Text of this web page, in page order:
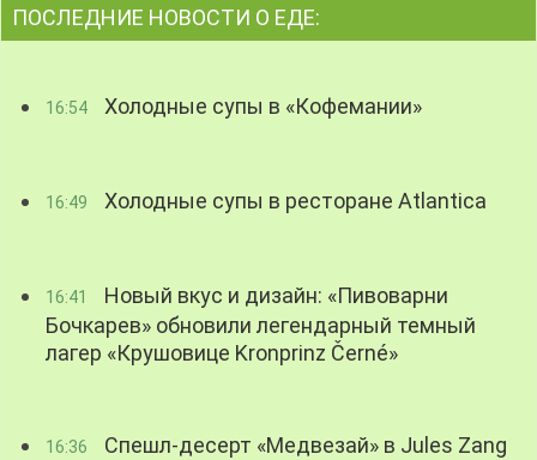
ПОСЛЕДНИЕ НОВОСТИ О ЕДЕ:
16:54 Холодные супы в «Кофемании»
16:49 Холодные супы в ресторане Atlantica
16:41
Новый вкус и дизайн: «Пивоварни
Бочкарев» обновили легендарный темный
лагер «Крушовице Kronprinz Černé»
16:36 Спешл-десерт «Медвезай» в Jules Zang